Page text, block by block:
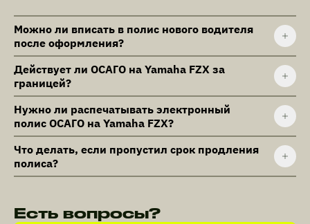
Можно ли вписать в полис нового водителя
после оформления?
Действует ли ОСАГО на Yamaha FZX за
границей?
Нужно ли распечатывать электронный
полис ОСАГО на Yamaha FZX?
Что делать, если пропустил срок продления
полиса?
Есть вопросы?